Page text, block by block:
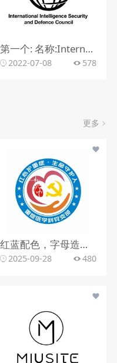
第一个: 名称:International Intelligence Security and Defence Council logo要求:地球经纬网 扁平一点 中间一个盾牌 整体要求:简约严肃 名称放在logo下面 整体配色黑白 第二个: 名称:monitors logo要求:一只眼睛 类似全能之眼 整体要求:简约严肃 名称放在logo下面 整体配色黑白
2022-07-08 578
更多
红蓝配色，字母造型，文字组合
2025-09-28 480